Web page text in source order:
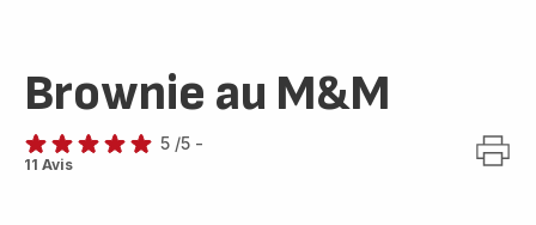
Brownie au M&M
Avis
5 /5 -
11 Avis